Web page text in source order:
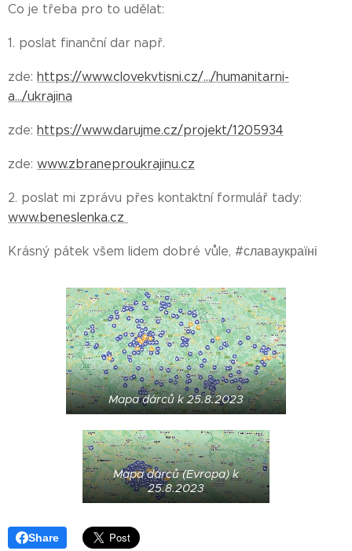
Co je třeba pro to udělat:
1. poslat finanční dar např.
zde: https://www.clovekvtisni.cz/.../humanitarni-
a.../ukrajina
zde: https://www.darujme.cz/projekt/1205934
zde: www.zbraneproukrajinu.cz
2. poslat mi zprávu přes kontaktní formulář tady:
www.beneslenka.cz
Krásný pátek všem lidem dobré vůle, #славаукраїні
Mapa dárců k 25.8.2023
Mapa dárců (Evropa) k
25.8.2023
Share